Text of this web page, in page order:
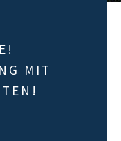
MIT